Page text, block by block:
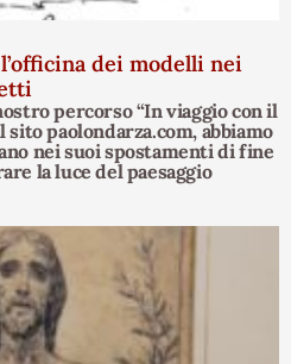
dei modelli nei
percorso “In viaggio con il
paolondarza.com, abbiamo
nei suoi spostamenti di fine
la luce del paesaggio